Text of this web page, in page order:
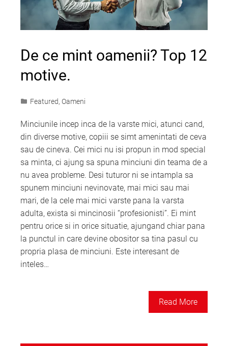
De ce mint oamenii? Top 12
motive.
Featured, Oameni
Minciunile incep inca de la varste mici, atunci cand,
din diverse motive, copiii se simt amenintati de ceva
sau de cineva. Cei mici nu isi propun in mod special
sa minta, ci ajung sa spuna minciuni din teama de a
nu avea probleme. Desi tuturor ni se intampla sa
spunem minciuni nevinovate, mai mici sau mai
mari, de la cele mai mici varste pana la varsta
adulta, exista si mincinosii “profesionisti”. Ei mint
pentru orice si in orice situatie, ajungand chiar pana
la punctul in care devine obositor sa tina pasul cu
propria plasa de minciuni. Este interesant de
inteles…
Read More